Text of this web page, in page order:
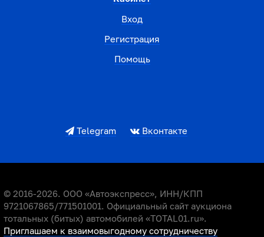
Вход
Регистрация
Помощь
Telegram Вконтакте
© 2016-2026. ООО «Автоэкспресс», ИНН/КПП
9721067865/771501001. Официальный сайт аукциона
тотальных (битых) автомобилей «TOTAL01.ru».
Приглашаем к взаимовыгодному сотрудничеству